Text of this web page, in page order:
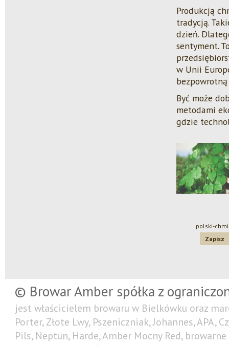
Produkcją
tradycją.
dzień.
sentyment.
w Unii
Być może
metodami
gdzie
polski-
Zapisz
© Browar Amber spółka z
jest właścicielem browaru w Bielkówku oraz
Porter, Złote Lwy, Pszeniczniak, Johannes, APA,
Pils, Neptun, Harde, Amber Mocny Red,